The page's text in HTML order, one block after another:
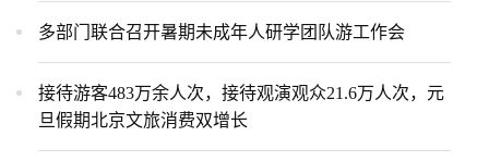
多部门联合召开暑期未成年人研学团队游工作会
接待游客483万余人次，接待观演观众21.6万人次，元
旦假期北京文旅消费双增长